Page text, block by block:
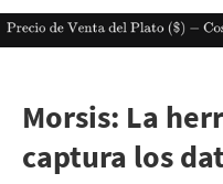
Morsis: La
captura los